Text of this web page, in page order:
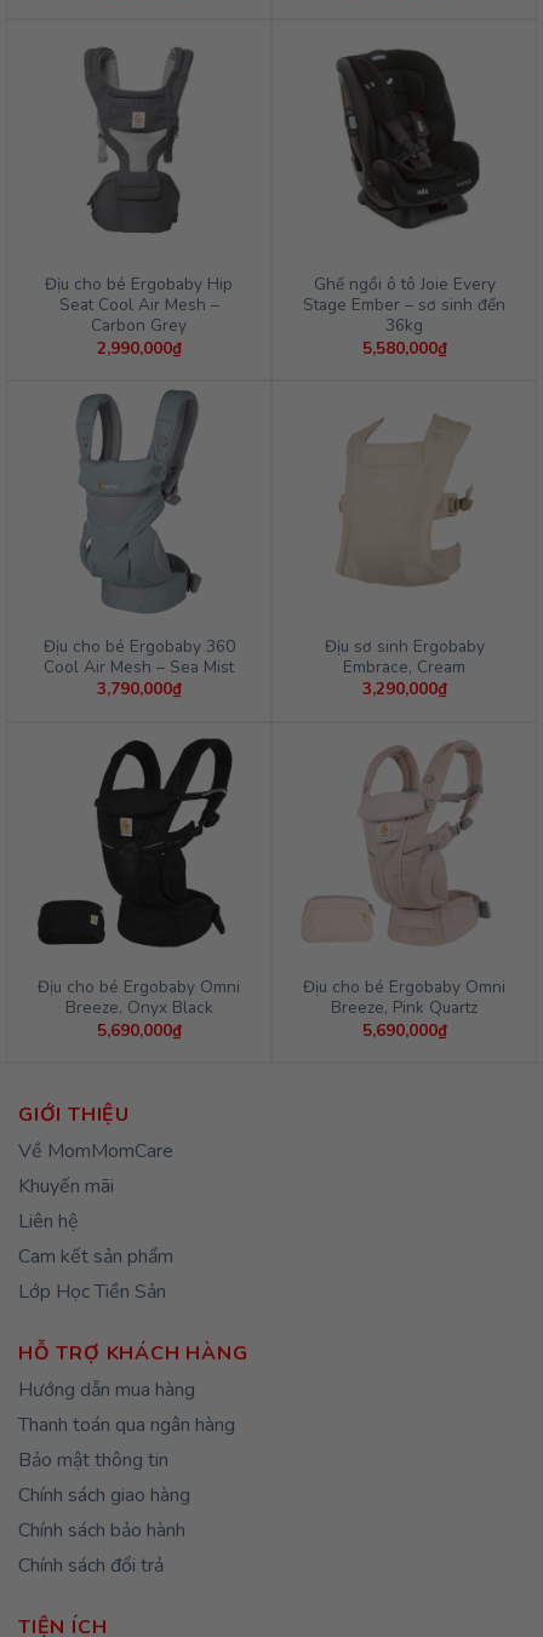
Địu cho bé Ergobaby Hip
Seat Cool Air Mesh –
Carbon Grey
2,990,000₫
Ghế ngồi ô tô Joie Every
Stage Ember – sơ sinh đến
36kg
5,580,000₫
Địu cho bé Ergobaby 360
Cool Air Mesh – Sea Mist
3,790,000₫
Địu sơ sinh Ergobaby
Embrace, Cream
3,290,000₫
Địu cho bé Ergobaby Omni
Breeze, Onyx Black
5,690,000₫
Địu cho bé Ergobaby Omni
Breeze, Pink Quartz
5,690,000₫
GIỚI THIỆU
Về MomMomCare
Khuyến mãi
Liên hệ
Cam kết sản phẩm
Lớp Học Tiền Sản
HỖ TRỢ KHÁCH HÀNG
Hướng dẫn mua hàng
Thanh toán qua ngân hàng
Bảo mật thông tin
Chính sách giao hàng
Chính sách bảo hành
Chính sách đổi trả
TIỆN ÍCH